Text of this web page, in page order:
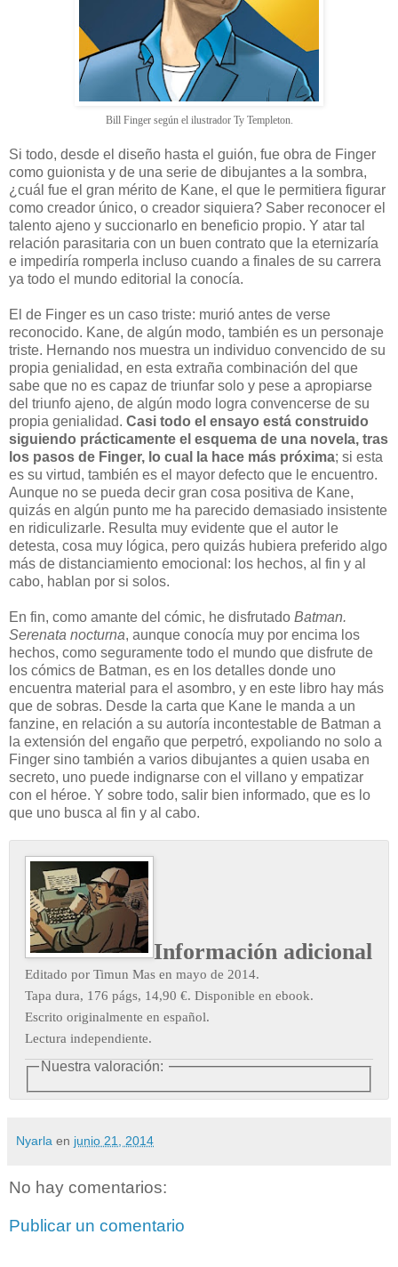
Bill Finger según el ilustrador Ty Templeton.
Si todo, desde el diseño hasta el guión, fue obra de Finger
como guionista y de una serie de dibujantes a la sombra,
¿cuál fue el gran mérito de Kane, el que le permitiera figurar
como creador único, o creador siquiera? Saber reconocer el
talento ajeno y succionarlo en beneficio propio. Y atar tal
relación parasitaria con un buen contrato que la eternizaría
e impediría romperla incluso cuando a finales de su carrera
ya todo el mundo editorial la conocía.
El de Finger es un caso triste: murió antes de verse
reconocido. Kane, de algún modo, también es un personaje
triste. Hernando nos muestra un individuo convencido de su
propia genialidad, en esta extraña combinación del que
sabe que no es capaz de triunfar solo y pese a apropiarse
del triunfo ajeno, de algún modo logra convencerse de su
propia genialidad. Casi todo el ensayo está construido
siguiendo prácticamente el esquema de una novela, tras
los pasos de Finger, lo cual la hace más próxima; si esta
es su virtud, también es el mayor defecto que le encuentro.
Aunque no se pueda decir gran cosa positiva de Kane,
quizás en algún punto me ha parecido demasiado insistente
en ridiculizarle. Resulta muy evidente que el autor le
detesta, cosa muy lógica, pero quizás hubiera preferido algo
más de distanciamiento emocional: los hechos, al fin y al
cabo, hablan por si solos.
En fin, como amante del cómic, he disfrutado Batman.
Serenata nocturna, aunque conocía muy por encima los
hechos, como seguramente todo el mundo que disfrute de
los cómics de Batman, es en los detalles donde uno
encuentra material para el asombro, y en este libro hay más
que de sobras. Desde la carta que Kane le manda a un
fanzine, en relación a su autoría incontestable de Batman a
la extensión del engaño que perpetró, expoliando no solo a
Finger sino también a varios dibujantes a quien usaba en
secreto, uno puede indignarse con el villano y empatizar
con el héroe. Y sobre todo, salir bien informado, que es lo
que uno busca al fin y al cabo.
Información adicional
Editado por Timun Mas en mayo de 2014.
Tapa dura, 176 págs, 14,90 €. Disponible en ebook.
Escrito originalmente en español.
Lectura independiente.
Nuestra valoración:
Nyarla en junio 21, 2014
No hay comentarios:
Publicar un comentario